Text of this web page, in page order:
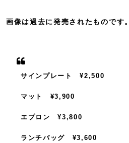
画像は過去に発売されたものです。
サインプレート ¥2,500
マット ¥3,900
エプロン ¥3,800
ランチバッグ ¥3,600